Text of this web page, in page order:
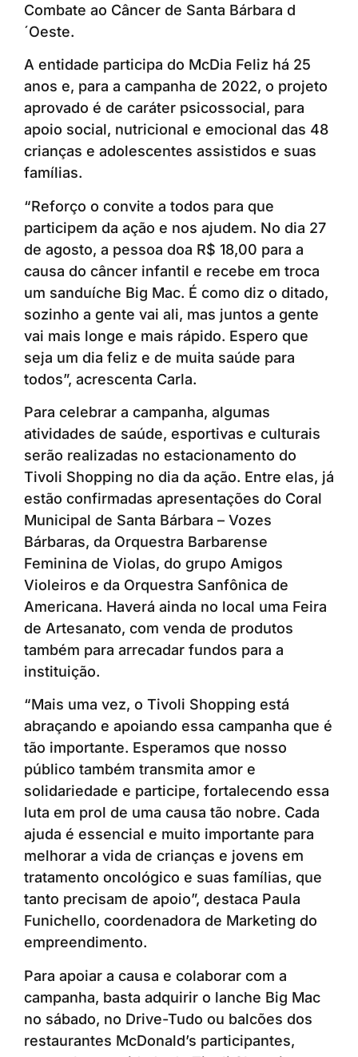
Combate ao Câncer de Santa Bárbara d
´Oeste.
A entidade participa do McDia Feliz há 25
anos e, para a campanha de 2022, o projeto
aprovado é de caráter psicossocial, para
apoio social, nutricional e emocional das 48
crianças e adolescentes assistidos e suas
famílias.
“Reforço o convite a todos para que
participem da ação e nos ajudem. No dia 27
de agosto, a pessoa doa R$ 18,00 para a
causa do câncer infantil e recebe em troca
um sanduíche Big Mac. É como diz o ditado,
sozinho a gente vai ali, mas juntos a gente
vai mais longe e mais rápido. Espero que
seja um dia feliz e de muita saúde para
todos”, acrescenta Carla.
Para celebrar a campanha, algumas
atividades de saúde, esportivas e culturais
serão realizadas no estacionamento do
Tivoli Shopping no dia da ação. Entre elas, já
estão confirmadas apresentações do Coral
Municipal de Santa Bárbara – Vozes
Bárbaras, da Orquestra Barbarense
Feminina de Violas, do grupo Amigos
Violeiros e da Orquestra Sanfônica de
Americana. Haverá ainda no local uma Feira
de Artesanato, com venda de produtos
também para arrecadar fundos para a
instituição.
“Mais uma vez, o Tivoli Shopping está
abraçando e apoiando essa campanha que é
tão importante. Esperamos que nosso
público também transmita amor e
solidariedade e participe, fortalecendo essa
luta em prol de uma causa tão nobre. Cada
ajuda é essencial e muito importante para
melhorar a vida de crianças e jovens em
tratamento oncológico e suas famílias, que
tanto precisam de apoio”, destaca Paula
Funichello, coordenadora de Marketing do
empreendimento.
Para apoiar a causa e colaborar com a
campanha, basta adquirir o lanche Big Mac
no sábado, no Drive-Tudo ou balcões dos
restaurantes McDonald’s participantes,